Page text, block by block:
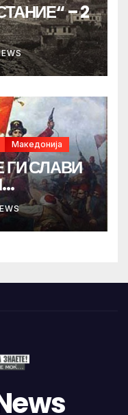
– 2
Македонија
ГИ СЛАВИ